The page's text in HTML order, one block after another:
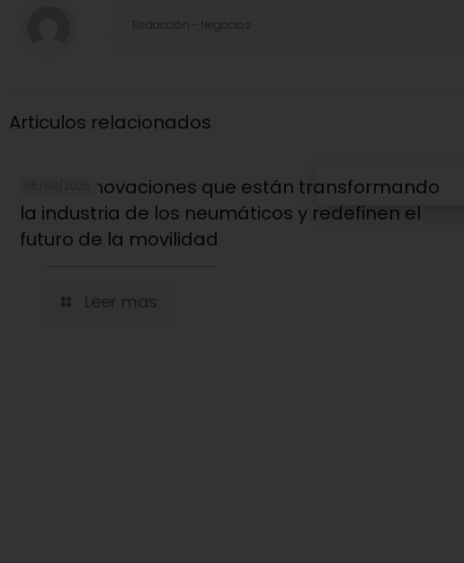
Redacciòn - Negocios
Articulos relacionados
Cinco innovaciones que están transformando
la industria de los neumáticos y redefinen el
futuro de la movilidad
Leer mas